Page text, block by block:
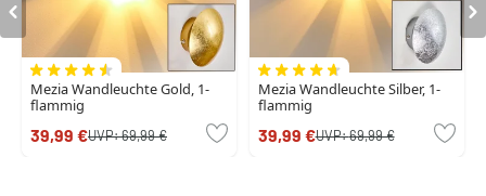
Mezia Wandleuchte Gold, 1-
flammig
39,99 €UVP:69,99 €
Mezia Wandleuchte Silber, 1-
flammig
39,99 €UVP:69,99 €